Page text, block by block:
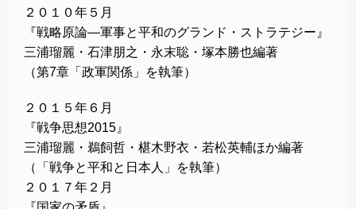
２０１０年５月
『戦略原論―軍事と平和のグランド・ストラテジー』
三浦瑠麗・石津朋之・永末聡・塚本勝也編著
（第7章「政軍関係」を執筆）
２０１５年６月
『戦争思想2015』
三浦瑠麗・鵜飼哲・椹木野衣・若松英輔ほか編著
（「戦争と平和と日本人」を執筆）
２０１７年２月